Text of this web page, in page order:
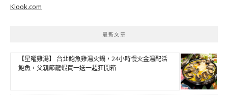
Klook.com
最新文章
【星曜雞湯】 台北鮑魚雞湯火鍋，24小時慢火金湯配活
鮑魚，父親節龍蝦買一送一超狂開箱